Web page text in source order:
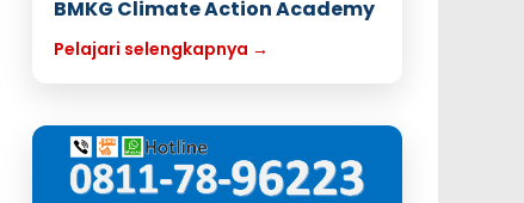
BMKG Climate Action Academy
Pelajari selengkapnya →